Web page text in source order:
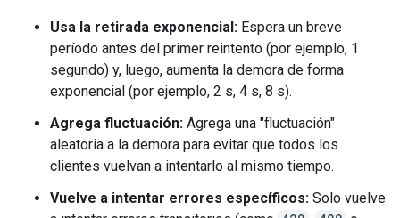
Usa la retirada exponencial: Espera un breve
período antes del primer reintento (por ejemplo, 1
segundo) y, luego, aumenta la demora de forma
exponencial (por ejemplo, 2 s, 4 s, 8 s).
Agrega fluctuación: Agrega una "fluctuación"
aleatoria a la demora para evitar que todos los
clientes vuelvan a intentarlo al mismo tiempo.
Vuelve a intentar errores específicos: Solo vuelve